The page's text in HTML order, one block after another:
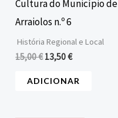
Cultura do Município de
Arraiolos n.º 6
História Regional e Local
15,00€ 13,50€
ADICIONAR